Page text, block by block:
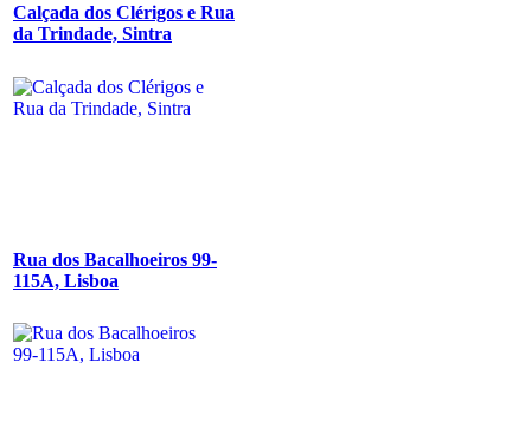
Calçada dos Clérigos e Rua
da Trindade, Sintra
Rua dos Bacalhoeiros 99-
115A, Lisboa